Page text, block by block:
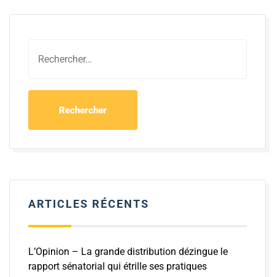
ARTICLES RÉCENTS
L’Opinion – La grande distribution dézingue le
rapport sénatorial qui étrille ses pratiques